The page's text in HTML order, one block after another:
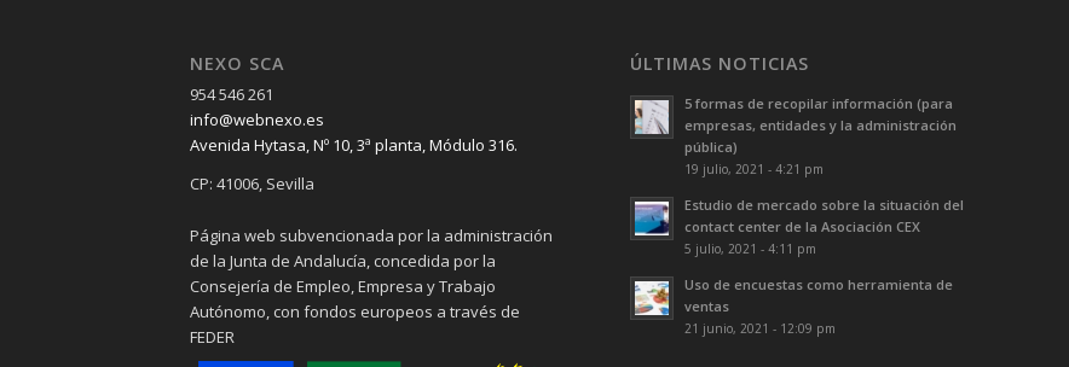
NEXO SCA
954 546 261
info@webnexo.es
Avenida Hytasa, Nº 10, 3ª planta, Módulo 316.
CP: 41006, Sevilla
Página web subvencionada por la administración
de la Junta de Andalucía, concedida por la
Consejería de Empleo, Empresa y Trabajo
Autónomo, con fondos europeos a través de
FEDER
ÚLTIMAS NOTICIAS
5 formas de recopilar información (para
empresas, entidades y la administración
pública)
19 julio, 2021 - 4:21 pm
Estudio de mercado sobre la situación del
contact center de la Asociación CEX
5 julio, 2021 - 4:11 pm
Uso de encuestas como herramienta de
ventas
21 junio, 2021 - 12:09 pm